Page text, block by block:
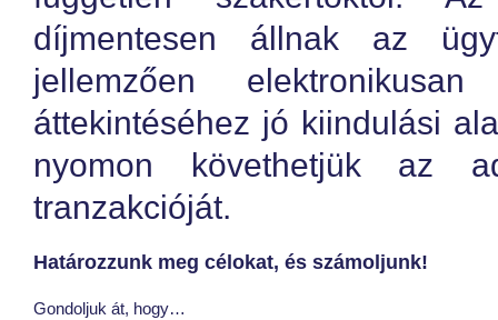
díjmentesen állnak az
jellemzően
áttekintéséhez jó kiindulási
nyomon követhetjük az
tranzakcióját.
Határozzunk meg célokat, és számoljunk!
Gondoljuk át, hogy…